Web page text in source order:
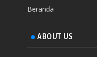
Beranda
ABOUT US